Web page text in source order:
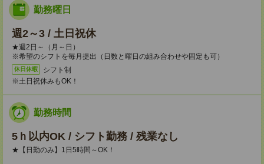
勤務曜日
週2～3 / 土日祝休
★週2日～（月～日）
※希望のシフトを毎月提出（日数と曜日の組み合わせや固定も可）
休日休暇
シフト制
※土日祝休みもOK！
勤務時間
5ｈ以内OK / シフト勤務 / 残業なし
★【日勤のみ】1日5時間～OK！